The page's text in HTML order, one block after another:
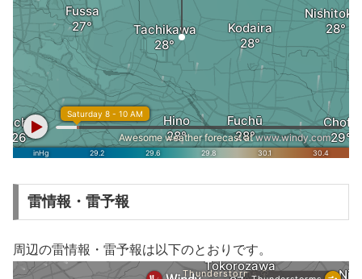
雷情報・雷予報
周辺の雷情報・雷予報は以下のとおりです。